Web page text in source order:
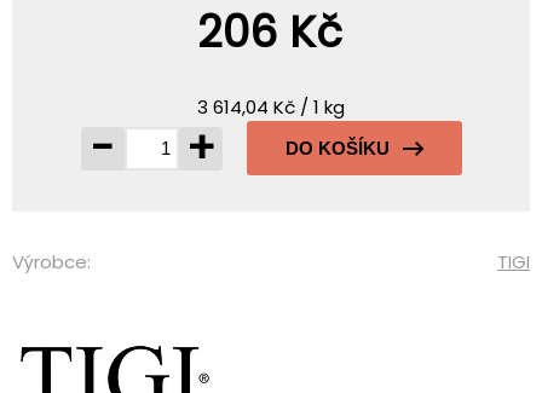
206 Kč
3 614,04 Kč / 1 kg
- + DO KOŠÍKU
Výrobce: TIGI